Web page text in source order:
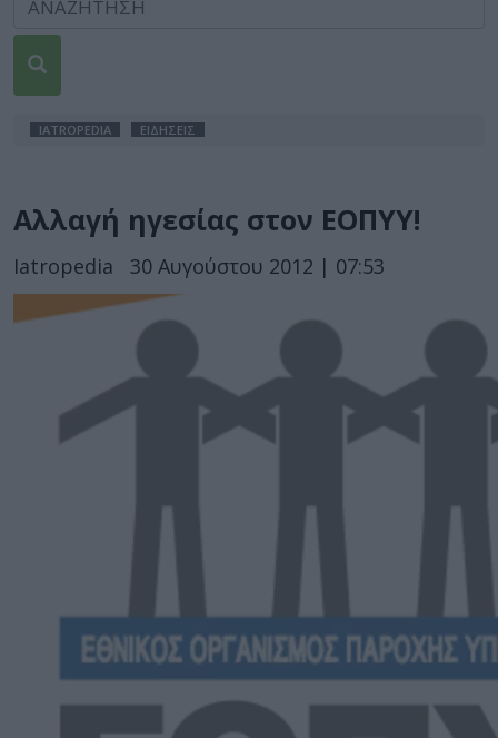
IATROPEDIA ΕΙΔΗΣΕΙΣ
Αλλαγή ηγεσίας στον ΕΟΠΥΥ!
Iatropedia 30 Αυγούστου 2012 | 07:53